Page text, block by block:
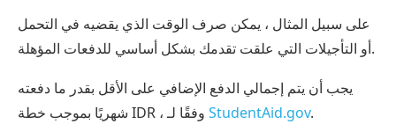
على سبيل المثال ، يمكن صرف الوقت الذي يقضيه في التحمل
أو التأجيلات التي علقت تقدمك بشكل أساسي للدفعات المؤهلة.
يجب أن يتم إجمالي الدفع الإضافي على الأقل بقدر ما دفعته
StudentAid.gov.